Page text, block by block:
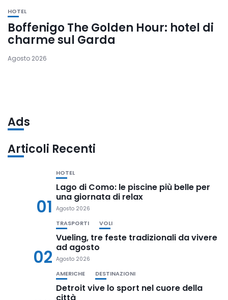
HOTEL
Boffenigo The Golden Hour: hotel di
charme sul Garda
Agosto 2026
Ads
Articoli Recenti
01
HOTEL
Lago di Como: le piscine più belle per
una giornata di relax
Agosto 2026
02
TRASPORTI VOLI
Vueling, tre feste tradizionali da vivere
ad agosto
Agosto 2026
AMERICHE DESTINAZIONI
Detroit vive lo sport nel cuore della